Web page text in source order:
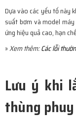
Dựa vào các yếu tố này
suất bơm và model
ứng hiệu quả cao, hạn
»Xem thêm:Các lỗi
Lưu ý khi
thùng